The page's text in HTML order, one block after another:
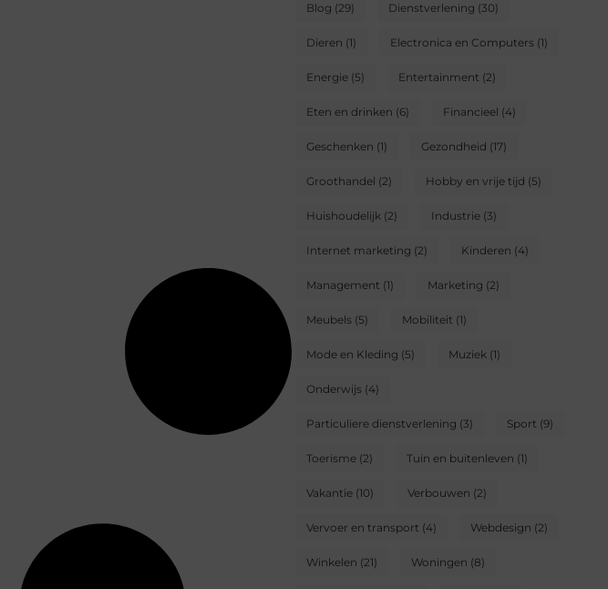
Blog (29) Dienstverlening (30)
Dieren (1) Electronica en Computers (1)
Energie (5) Entertainment (2)
Eten en drinken (6) Financieel (4)
Geschenken (1) Gezondheid (17)
Groothandel (2) Hobby en vrije tijd (5)
Huishoudelijk (2) Industrie (3)
Internet marketing (2) Kinderen (4)
Management (1) Marketing (2)
Meubels (5) Mobiliteit (1)
Mode en Kleding (5) Muziek (1)
Onderwijs (4)
Particuliere dienstverlening (3) Sport (9)
Toerisme (2) Tuin en buitenleven (1)
Vakantie (10) Verbouwen (2)
Vervoer en transport (4) Webdesign (2)
Winkelen (21) Woningen (8)